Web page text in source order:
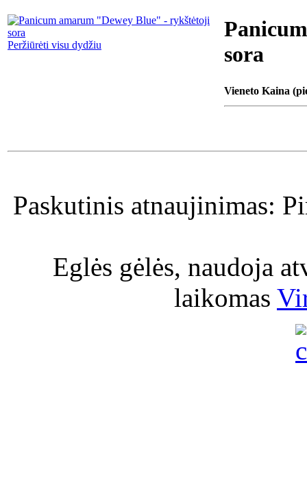
Peržiūrėti visu dydžiu
sora
Vieneto Kaina
Paskutinis atnaujinimas:
Eglės gėlės, naudoja
laikomas